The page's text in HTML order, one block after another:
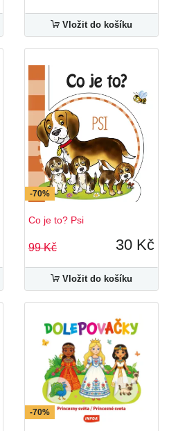
Vložit do košíku
-70%
Co je to? Psi
99 Kč 30 Kč
Vložit do košíku
-70%